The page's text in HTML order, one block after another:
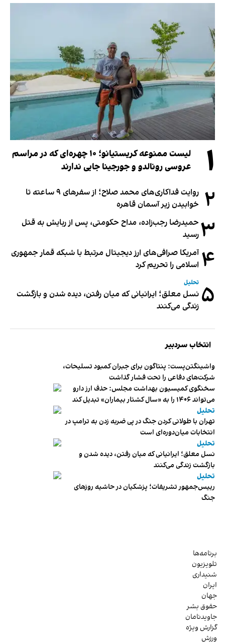
۱
لیست ممنوعه کریستیانو؛ ۱۰ چهره‌ای که در مراسم
عروسی رونالدو و جورجینا جایی ندارند
۲
روایت فداکاری‌های محمد صلاح؛ از سفرهای ۹ ساعته تا
خوابیدن زیر آسمان قاهره
۳ حمیدرضا رجب‌زاده، مداح حکومتی، پس از ربایش به قتل
رسید
۴ آمریکا صرافی‌های ارز دیجیتال مرتبط با شبکه قمار جمهوری
اسلامی را تحریم کرد
۵ تحلیل
نسل معلق؛ ایرانیانی که میان رفتن، دیده شدن و بازگشت
زندگی می‌کنند
انتخاب سردبیر
واشینگتن‌پست: پنتاگون برای جبران کمبود تسلیحات،
شرکت‌های دفاعی را تحت فشار گذاشت
سخنگوی کمیسیون بهداشت مجلس: حذف ارز دارو
می‌تواند ۱۴۰۶ را به «سال کشتار بیماران» تبدیل کند
تحلیل
تهران با طولانی کردن جنگ در پی ضربه زدن به ترامپ در
انتخابات میان‌دوره‌ای است
تحلیل
نسل معلق؛ ایرانیانی که میان رفتن، دیده شدن و
بازگشت زندگی می‌کنند
تحلیل
رییس‌جمهور تشریفات؛ پزشکیان در حاشیه روزهای
جنگ
برنامه‌ها
تلویزیون
شنیداری
ایران
جهان
حقوق بشر
جاویدنامان
گزارش ویژه
ورزش